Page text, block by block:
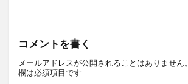
コメントを書く
メールアドレスが公開されることはありません。
欄は必須項目です